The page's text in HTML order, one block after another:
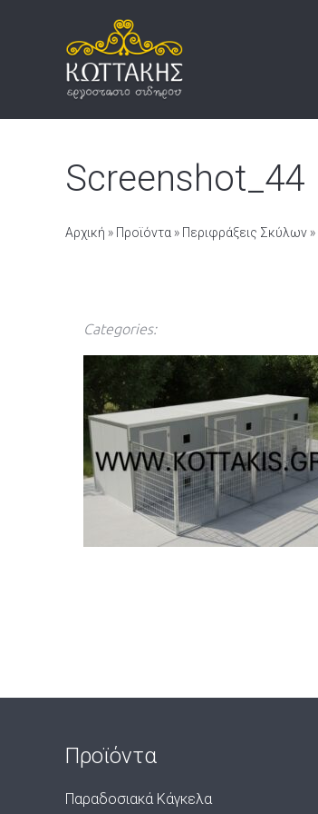
Screenshot_44
Αρχική » Προϊόντα » Περιφράξεις Σκύλων»
Categories:
Προϊόντα
Παραδοσιακά Κάγκελα